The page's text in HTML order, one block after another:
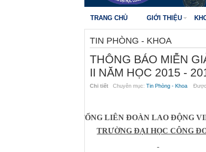
TRANG CHỦ GIỚI THIỆU
TIN PHÒNG - KHOA
THÔNG BÁO MIỄN
II NĂM HỌC 2015 -
Chi tiết Chuyên mục: Tin Phòng - Khoa Được
TỔNG LIÊN ĐOÀN LAO ĐỘNG
TRƯỜNG ĐẠI HỌC CÔNG